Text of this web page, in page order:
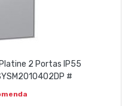
2 Portas IP55
#